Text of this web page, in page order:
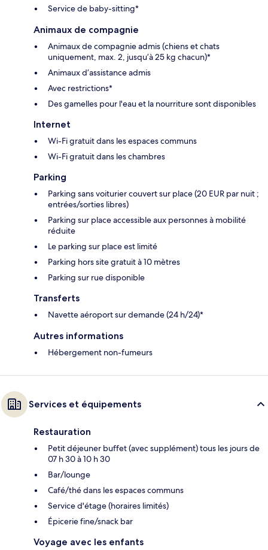
Service de baby-sitting*
Animaux de compagnie
Animaux de compagnie admis (chiens et chats
uniquement, max. 2, jusqu’à 25 kg chacun)*
Animaux d’assistance admis
Avec restrictions*
Des gamelles pour l'eau et la nourriture sont disponibles
Internet
Wi-Fi gratuit dans les espaces communs
Wi-Fi gratuit dans les chambres
Parking
Parking sans voiturier couvert sur place (20 EUR par nuit ;
entrées/sorties libres)
Parking sur place accessible aux personnes à mobilité
réduite
Le parking sur place est limité
Parking hors site gratuit à 10 mètres
Parking sur rue disponible
Transferts
Navette aéroport sur demande (24 h/24)*
Autres informations
Hébergement non-fumeurs
Services et équipements
Restauration
Petit déjeuner buffet (avec supplément) tous les jours de
07 h 30 à 10 h 30
Bar/lounge
Café/thé dans les espaces communs
Service d'étage (horaires limités)
Épicerie fine/snack bar
Voyage avec les enfants